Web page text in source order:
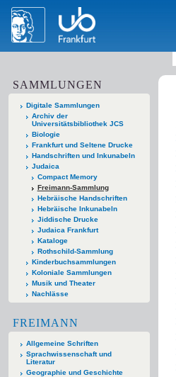
SAMMLUNGEN
Digitale Sammlungen
Archiv der
Universitätsbibliothek JCS
Biologie
Frankfurt und Seltene Drucke
Handschriften und Inkunabeln
Judaica
Compact Memory
Freimann-Sammlung
Hebräische Handschriften
Hebräische Inkunabeln
Jiddische Drucke
Judaica Frankfurt
Kataloge
Rothschild-Sammlung
Kinderbuchsammlungen
Koloniale Sammlungen
Musik und Theater
Nachlässe
FREIMANN
Allgemeine Schriften
Sprachwissenschaft und
Literatur
Geographie und Geschichte